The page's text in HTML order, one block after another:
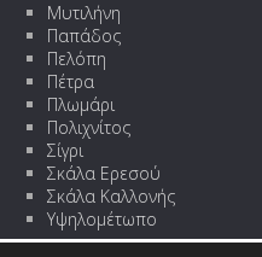
Μυτιλήνη
Παπάδος
Πελόπη
Πέτρα
Πλωμάρι
Πολιχνίτος
Σίγρι
Σκάλα Ερεσού
Σκάλα Καλλονής
Υψηλομέτωπο